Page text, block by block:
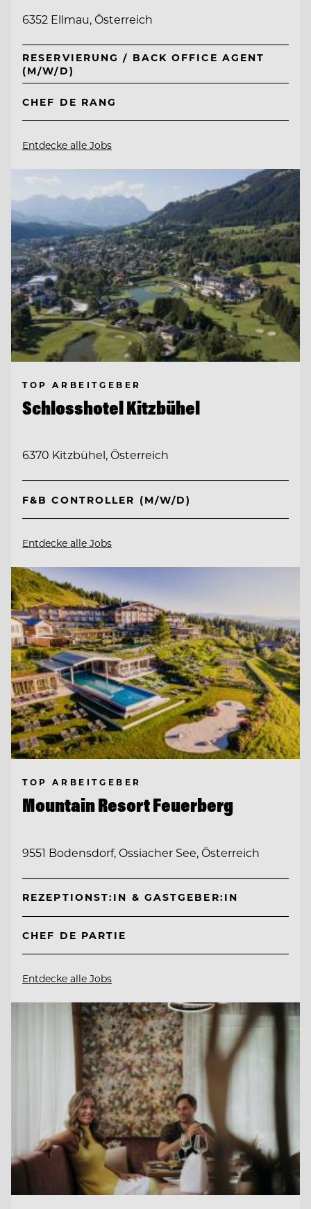
6352 Ellmau, Österreich
RESERVIERUNG / BACK OFFICE AGENT
(M/W/D)
CHEF DE RANG
Entdecke alle Jobs
TOP ARBEITGEBER
Schlosshotel Kitzbühel
6370 Kitzbühel, Österreich
F&B CONTROLLER (M/W/D)
Entdecke alle Jobs
TOP ARBEITGEBER
Mountain Resort Feuerberg
9551 Bodensdorf, Ossiacher See, Österreich
REZEPTIONST:IN & GASTGEBER:IN
CHEF DE PARTIE
Entdecke alle Jobs